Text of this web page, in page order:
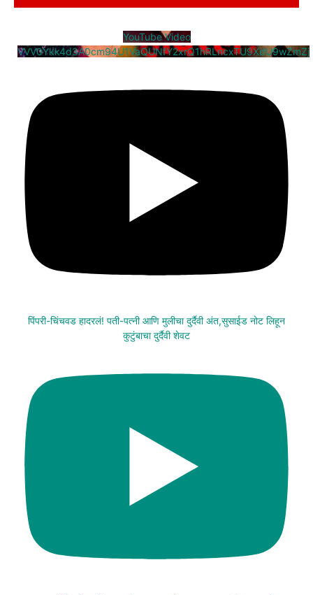
YouTube Video
VVV0Ykk4d3A0cm94U1VaQUNfY2xrQ1hRLncxTU9XdU9wZmZj
पिंपरी-चिंचवड हादरलं! पती-पत्नी आणि मुलीचा दुर्दैवी अंत,सुसाईड नोट लिहून
कुटुंबाचा दुर्दैवी शेवट